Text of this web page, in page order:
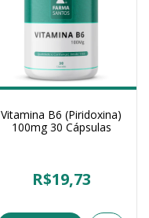
Vitamina B6 (Piridoxina)
100mg 30 Cápsulas
R$19,73